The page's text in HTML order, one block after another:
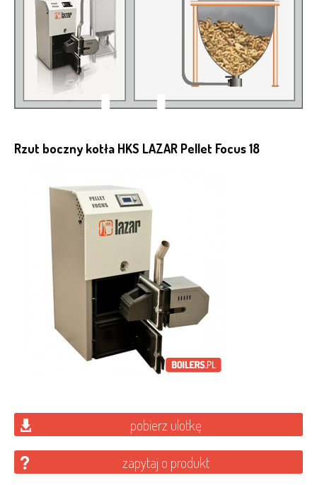
Rzut boczny kotła HKS LAZAR Pellet Focus 18
pobierz ulotkę
zapytaj o produkt